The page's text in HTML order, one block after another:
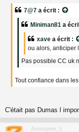
7@7 a écrit :
Miniman81 a
xave a écrit :
ou alors, anticiper
Pas possible CC uk
Tout confiance dans
C'était pas Dumas l
Anonyme_1